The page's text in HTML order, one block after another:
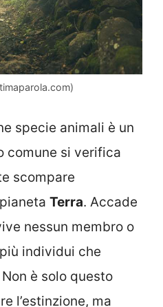
specie animali è un
comune si verifica
scompare
Terra. Accade
nessun membro o
individui che
Non è solo questo
l’estinzione, ma